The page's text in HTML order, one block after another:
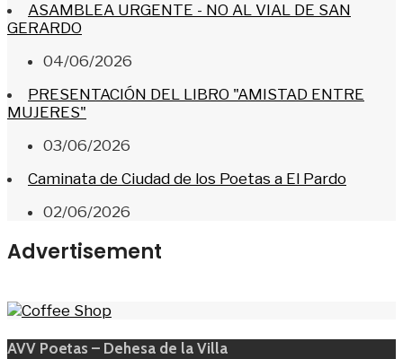
ASAMBLEA URGENTE - NO AL VIAL DE SAN
GERARDO
04/06/2026
PRESENTACIÓN DEL LIBRO "AMISTAD ENTRE
MUJERES"
03/06/2026
Caminata de Ciudad de los Poetas a El Pardo
02/06/2026
Advertisement
AVV Poetas – Dehesa de la Villa